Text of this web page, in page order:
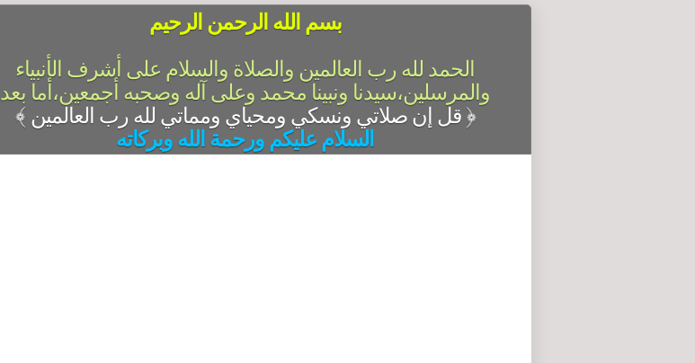
بسم الله الرحمن الرحيم
الحمد لله رب العالمين والصلاة والسلام على أشرف الأنبياء
والمرسلين،سيدنا ونبينا محمد وعلى آله وصحبه أجمعين،أما بعد
﴾ قل إن صلاتي ونسكي ومحياي ومماتي لله رب العالمين ﴿
السلام عليكم ورحمة الله وبركاته